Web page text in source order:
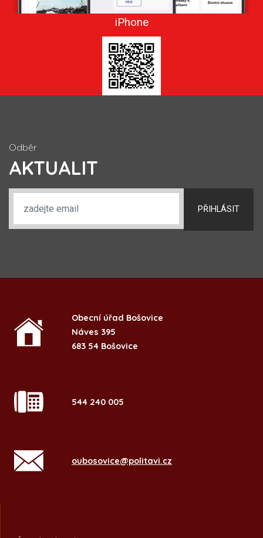
iPhone
Odběr
AKTUALIT
PŘIHLÁSIT
Obecní úřad Bošovice
Náves 395
683 54 Bošovice
544 240 005
oubosovice@politavi.cz